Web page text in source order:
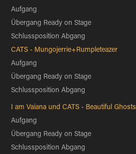
Aufgang
Übergang Ready on Stage
Schlussposition Abgang
CATS - Mungojerrie+Rumpleteazer
Aufgang
Übergang Ready on Stage
Schlussposition Abgang
I am Vaiana und CATS - Beautiful Ghosts
Aufgang
Übergang Ready on Stage
Schlussposition Abgang